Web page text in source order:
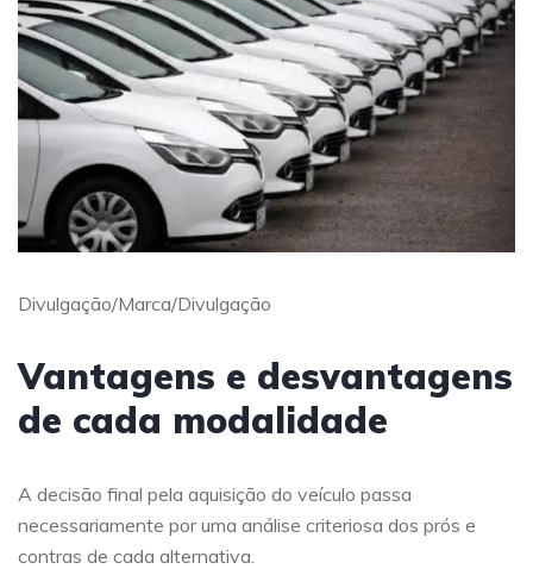
Divulgação/Marca/Divulgação
Vantagens e desvantagens
de cada modalidade
A decisão final pela aquisição do veículo passa
necessariamente por uma análise criteriosa dos prós e
contras de cada alternativa.